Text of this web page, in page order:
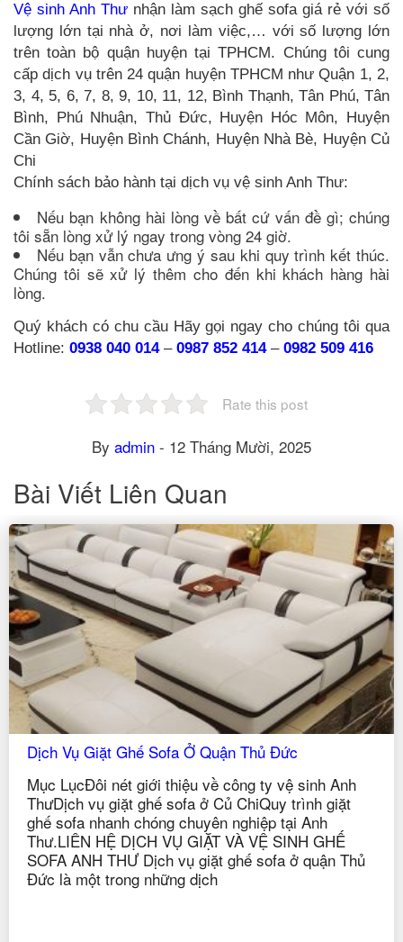
Vệ sinh Anh Thư nhận làm sạch ghế sofa giá rẻ với số
lượng lớn tại nhà ở, nơi làm việc,… với số lượng lớn
trên toàn bộ quận huyện tại TPHCM. Chúng tôi cung
cấp dịch vụ trên 24 quận huyện TPHCM như Quận 1, 2,
3, 4, 5, 6, 7, 8, 9, 10, 11, 12, Bình Thạnh, Tân Phú, Tân
Bình, Phú Nhuận, Thủ Đức, Huyện Hóc Môn, Huyện
Cần Giờ, Huyện Bình Chánh, Huyện Nhà Bè, Huyện Củ
Chi
Chính sách bảo hành tại dịch vụ vệ sinh Anh Thư:
Nếu bạn không hài lòng về bất cứ vấn đề gì; chúng
tôi sẵn lòng xử lý ngay trong vòng 24 giờ.
Nếu bạn vẫn chưa ưng ý sau khi quy trình kết thúc.
Chúng tôi sẽ xử lý thêm cho đến khi khách hàng hài
lòng.
Quý khách có chu cầu Hãy gọi ngay cho chúng tôi qua
Hotline: 0938 040 014– 0987 852 414– 0982 509 416
Rate this post
By admin - 12 Tháng Mười, 2025
Bài Viết Liên Quan
Dịch Vụ Giặt Ghế Sofa Ở Quận Thủ Đức
Mục LụcĐôi nét giới thiệu về công ty vệ sinh Anh
ThưDịch vụ giặt ghế sofa ở Củ ChiQuy trình giặt
ghế sofa nhanh chóng chuyên nghiệp tại Anh
Thư.LIÊN HỆ DỊCH VỤ GIẶT VÀ VỆ SINH GHẾ
SOFA ANH THƯ Dịch vụ giặt ghế sofa ở quận Thủ
Đức là một trong những dịch